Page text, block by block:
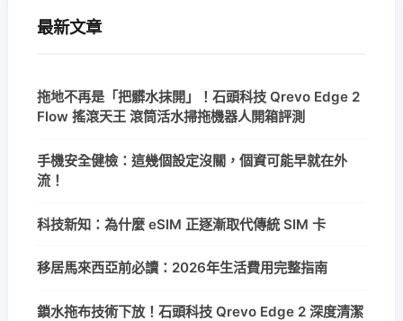
最新文章
拖地不再是「把髒水抹開」！石頭科技 Qrevo Edge 2
Flow 搖滾天王 滾筒活水掃拖機器人開箱評測
手機安全健檢：這幾個設定沒關，個資可能早就在外
流！
科技新知：為什麼 eSIM 正逐漸取代傳統 SIM 卡
移居馬來西亞前必讀：2026年生活費用完整指南
鎖水拖布技術下放！石頭科技 Qrevo Edge 2 深度清潔